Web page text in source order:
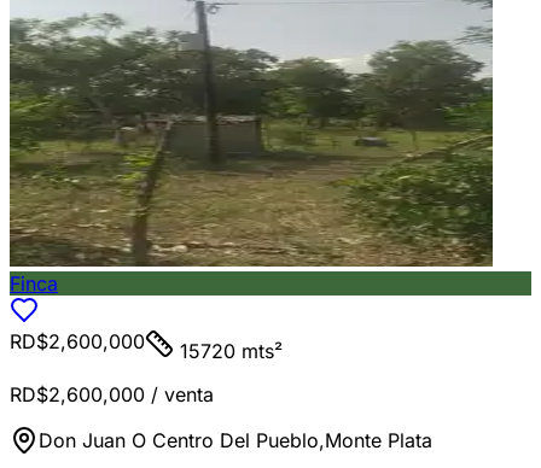
Finca
RD$2,600,000
15720 mts²
RD$2,600,000 / venta
Don Juan O Centro Del Pueblo,Monte Plata